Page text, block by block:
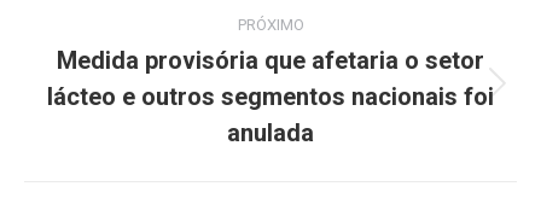
PRÓXIMO
Medida provisória que afetaria o setor
lácteo e outros segmentos nacionais foi
anulada